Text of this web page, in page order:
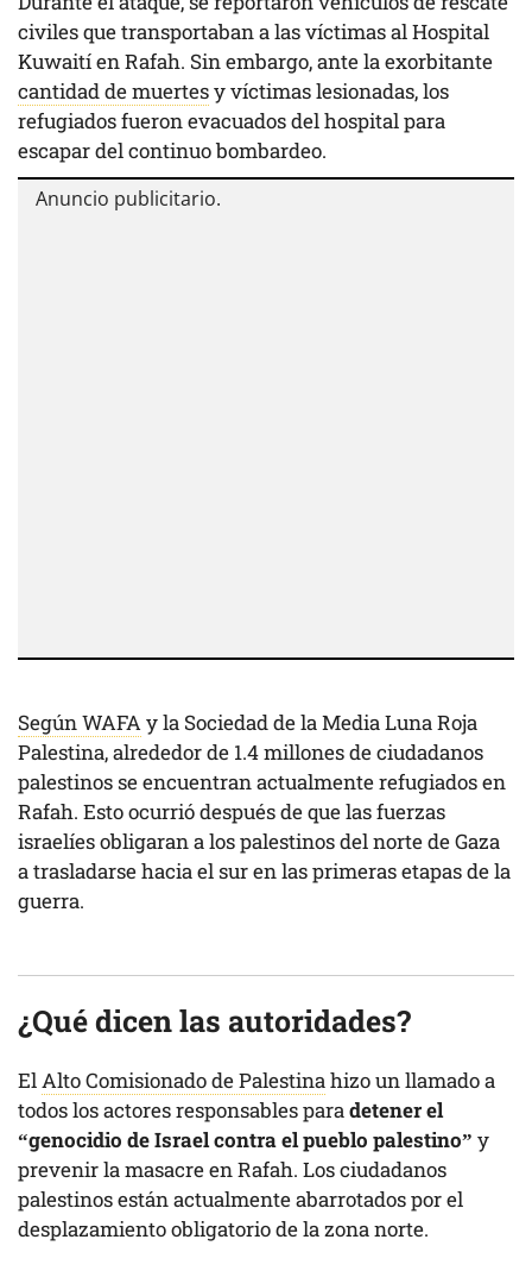
civiles que transportaban a las víctimas al Hospital
Kuwaití en Rafah. Sin embargo, ante la exorbitante
cantidad de muertesy víctimas lesionadas, los
refugiados fueron evacuados del hospital para
escapar del continuo bombardeo.
Según WAFA y la Sociedad de la Media Luna Roja
Palestina, alrededor de 1.4 millones de ciudadanos
palestinos se encuentran actualmente refugiados en
Rafah. Esto ocurrió después de que las fuerzas
israelíes obligaran a los palestinos del norte de Gaza
a trasladarse hacia el sur en las primeras etapas de la
guerra.
¿Qué dicen las autoridades?
El Alto Comisionado de Palestina hizo un llamado a
todos los actores responsables para detener el
“genocidio de Israel contra el pueblo palestino” y
prevenir la masacre en Rafah. Los ciudadanos
palestinos están actualmente abarrotados por el
desplazamiento obligatorio de la zona norte.